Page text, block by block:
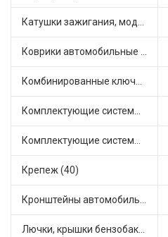
Катушки зажигания, модули зажигания (3)
Коврики автомобильные (7)
Комбинированные ключи (3)
Комплектующие системы выпуска отработавших газов (10)
Комплектующие системы питания (12)
Крепеж (40)
Кронштейны автомобильные (4)
Лючки, крышки бензобака (6)